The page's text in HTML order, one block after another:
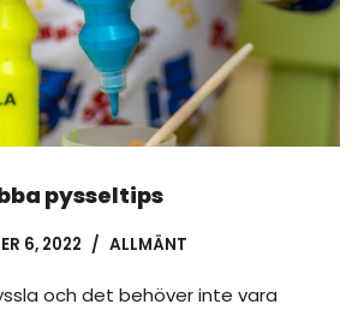
pysseltips
6, 2022 ALLMÄNT
och det behöver inte vara